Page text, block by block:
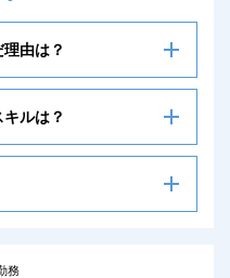
由は？
ルは？
務